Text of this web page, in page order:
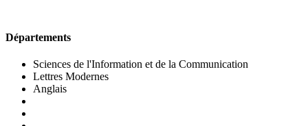
Départements
Sciences de l'Information et de la Communication
Lettres Modernes
Anglais